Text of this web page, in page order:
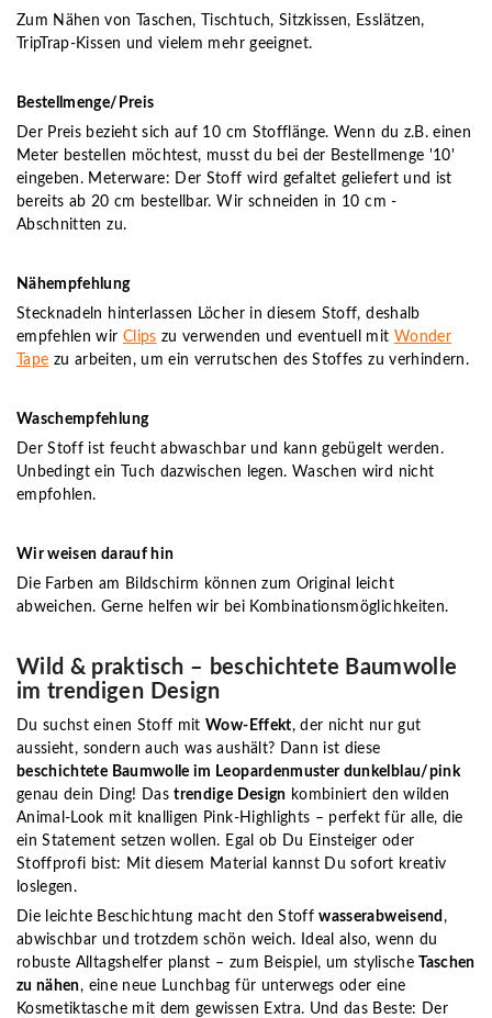
Zum Nähen von Taschen, Tischtuch, Sitzkissen, Esslätzen,
TripTrap-Kissen und vielem mehr geeignet.
Bestellmenge/Preis
Der Preis bezieht sich auf 10 cm Stofflänge. Wenn du z.B. einen
Meter bestellen möchtest, musst du bei der Bestellmenge '10'
eingeben. Meterware: Der Stoff wird gefaltet geliefert und ist
bereits ab 20 cm bestellbar. Wir schneiden in 10 cm -
Abschnitten zu.
Nähempfehlung
Stecknadeln hinterlassen Löcher in diesem Stoff, deshalb
empfehlen wir Clips zu verwenden und eventuell mit Wonder
Tape zu arbeiten, um ein verrutschen des Stoffes zu verhindern.
Waschempfehlung
Der Stoff ist feucht abwaschbar und kann gebügelt werden.
Unbedingt ein Tuch dazwischen legen. Waschen wird nicht
empfohlen.
Wir weisen darauf hin
Die Farben am Bildschirm können zum Original leicht
abweichen. Gerne helfen wir bei Kombinationsmöglichkeiten.
Wild & praktisch – beschichtete Baumwolle
im trendigen Design
Du suchst einen Stoff mitWow-Effekt, der nicht nur gut
aussieht, sondern auch was aushält? Dann ist diese
beschichtete Baumwolle im Leopardenmuster dunkelblau/pink
genau dein Ding! Dastrendige Design kombiniert den wilden
Animal-Look mit knalligen Pink-Highlights – perfekt für alle, die
ein Statement setzen wollen. Egal ob Du Einsteiger oder
Stoffprofi bist: Mit diesem Material kannst Du sofort kreativ
loslegen.
Die leichte Beschichtung macht den Stoffwasserabweisend ,
abwischbar und trotzdem schön weich. Ideal also, wenn du
robuste Alltagshelfer planst – zum Beispiel, um stylische
Taschen
zu nähen, eine neue Lunchbag für unterwegs oder eine
Kosmetiktasche mit dem gewissen Extra. Und das Beste: Der